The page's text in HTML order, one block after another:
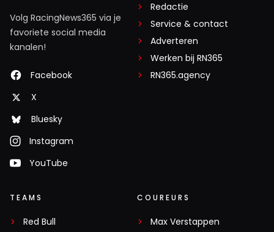
Volg RacingNews365 via je
favoriete social media
kanalen!
Facebook
X
Bluesky
Instagram
YouTube
Redactie
Service & contact
Adverteren
Werken bij RN365
RN365.agency
TEAMS
Red Bull
COUREURS
Max Verstappen